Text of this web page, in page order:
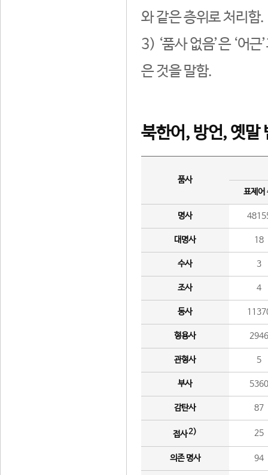
와 같은 층위로 처리함.
3) ‘품사 없음’은 ‘어
은 것을 말함.
북한어, 방언, 옛말
품사
표제어
명사
대명사 18
수사 3
조사 4
동사
형용사 2946
관형사 5
부사 5360
감탄사 87
접사2) 25
의존 명사 94